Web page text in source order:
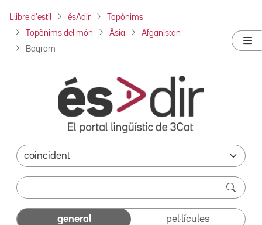
Llibre d'estil ésAdir Topònims
Topònims del món Àsia Afganistan
Bagram
general pel·lícules